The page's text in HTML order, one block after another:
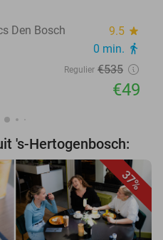
Den Bosch
9.5 star
0 min. directions_walk
Regulier €535
€49
's-Hertogenbosch:
37%